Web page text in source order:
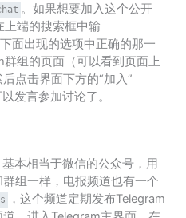
。如果想要加入这个公开
上端的搜索框中输
面出现的选项中正确的那一
组的页面（可以看到页面上
点击界面下方的“加入”
发言参加讨论了。
本相当于微信的公众号，用
组一样，电报频道也有一个
，这个频道定期发布Telegram